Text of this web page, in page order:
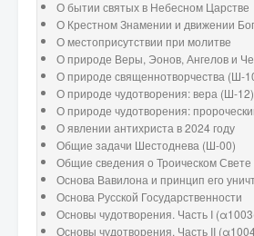
О бытии святых в Небесном Царстве
О Крестном Знамении и движении
О местоприсутствии при молитве
О природе Веры, Эонов, Ангелов и
О природе священнотворчества (Ш-
О природе чудотворения: вера (Ш-12)
О природе чудотворения:
О явлении антихриста в 2024 году
Общие задачи Шестоднева (Ш-00)
Общие сведения о Троическом
Основа Вавилона и принцип его
Основа Русской Государственности
Основы чудотворения. Часть I
Основы чудотворения. Часть II